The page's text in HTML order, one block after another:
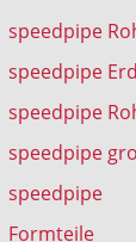
speedpipe
speedpipe
speedpipe
speedpipe
speedpipe
Formteile